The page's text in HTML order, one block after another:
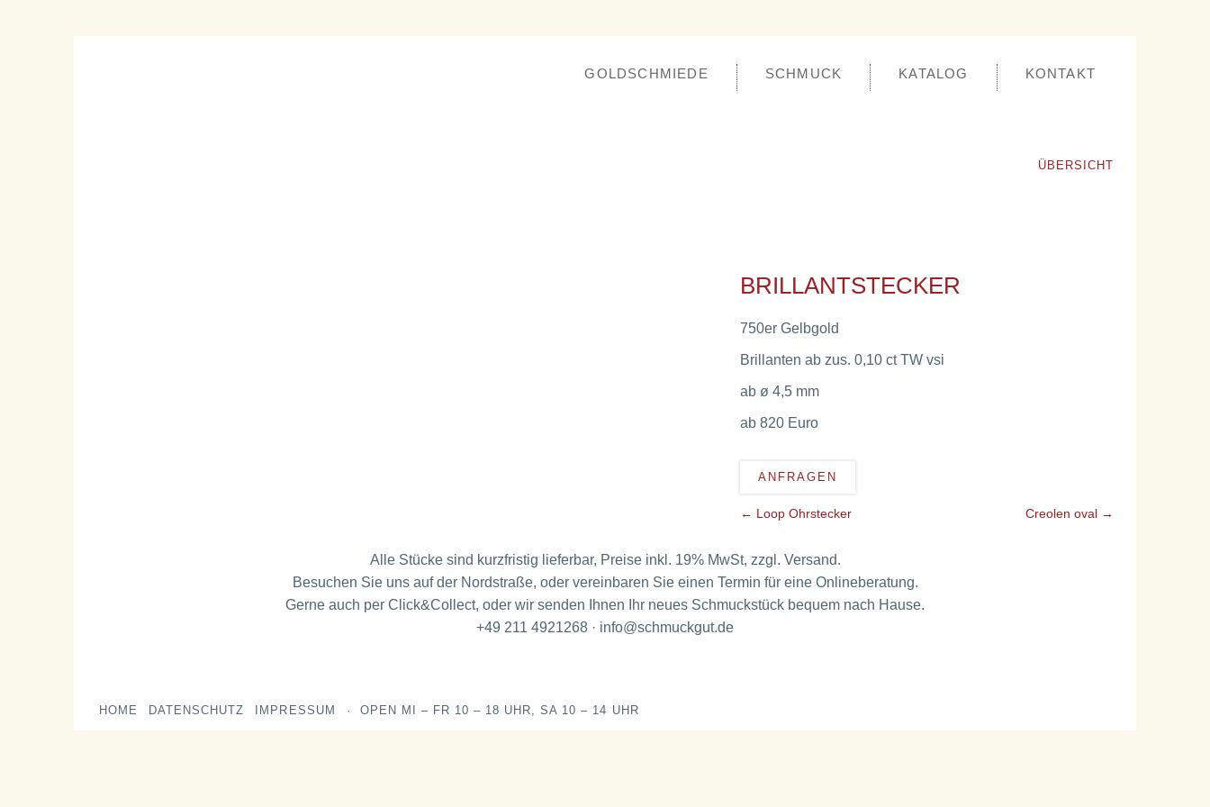
GOLDSCHMIEDE SCHMUCK KATALOG KONTAKT
ÜBERSICHT
BRILLANTSTECKER
750er Gelbgold
Brillanten ab zus. 0,10 ct TW vsi
ab ø 4,5 mm
ab 820
ANFRAGEN
← Loop Ohrstecker Creolen oval→
Alle Stücke sind kurzfristig lieferbar, Preise inkl. 19% MwSt, zzgl. Versand.
Besuchen Sie uns auf der Nordstraße, oder vereinbaren Sie einen Termin für eine Onlineberatung.
Gerne auch per Click&Collect, oder wir senden Ihnen Ihr neues Schmuckstück bequem nach Hause.
+49 211 4921268 · info@schmuckgut.de
HOME DATENSCHUTZ IMPRESSUM OPEN MI – FR 10 – 18 UHR, SA 10 – 14 UHR